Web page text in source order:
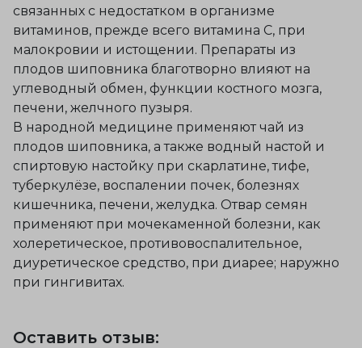
связанных с недостатком в организме
витаминов, прежде всего витамина C, при
малокровии и истощении. Препараты из
плодов шиповника благотворно влияют на
углеводный обмен, функции костного мозга,
печени, желчного пузыря.
В народной медицине применяют чай из
плодов шиповника, а также водный настой и
спиртовую настойку при скарлатине, тифе,
туберкулёзе, воспалении почек, болезнях
кишечника, печени, желудка. Отвар семян
применяют при мочекаменной болезни, как
холеретическое, противовоспалительное,
диуретическое средство, при диарее; наружно
при гингивитах.
Оставить отзыв: